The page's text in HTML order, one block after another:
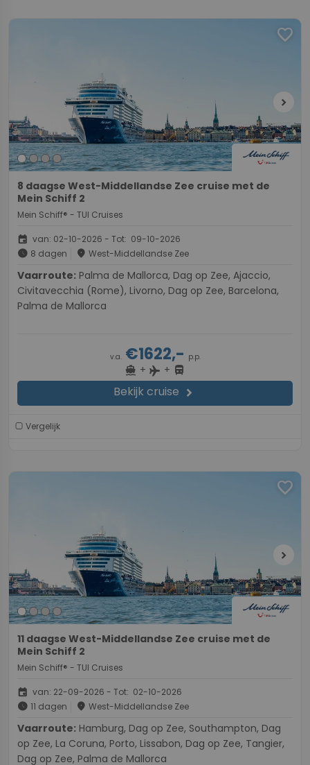
favorite
chevron_right
8 daagse West-Middellandse Zee cruise met de
Mein Schiff 2
Mein Schiff® - TUI Cruises
event van: 02-10-2026 - Tot: 09-10-2026
schedule 8 dagen place West-Middellandse Zee
Vaarroute:
Civitavecchia (Rome), Livorno, Dag op Zee, Barcelona,
Palma de Mallorca
v.a.€1622,- p.p.
directions_boat + flight + directions_bus
Bekijk cruise chevron_right
Vergelijk
favorite
chevron_right
11 daagse West-Middellandse Zee cruise met de
Mein Schiff 2
Mein Schiff® - TUI Cruises
event van: 22-09-2026 - Tot: 02-10-2026
schedule 11 dagen place West-Middellandse Zee
Vaarroute:
op Zee, La Coruna, Porto, Lissabon, Dag op Zee, Tangier,
Dag op Zee, Palma de Mallorca